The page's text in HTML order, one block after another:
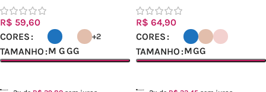
R$ 59,60
CORES
+2
TAMANHO M GGG
R$ 64,90
CORES
TAMANHO MGG